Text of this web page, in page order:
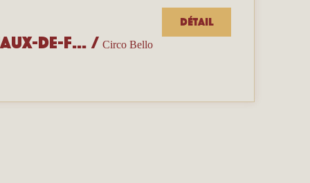
Portes ouvertes de l’école Circo Bello — La Chaux-de-Fonds /Circo Bello
Détail